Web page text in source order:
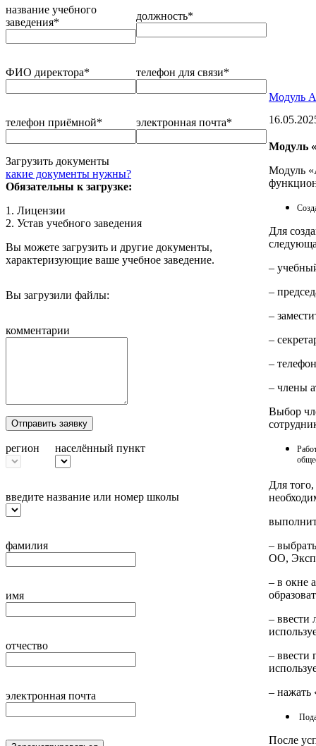
название учебного
заведения*
должность*
ФИО директора* телефон для связи*
телефон приёмной* электронная почта*
Загрузить документы
какие документы нужны?
Обязательны к загрузке:
1. Лицензии
2. Устав учебного заведения
Вы можете загрузить и другие документы,
характеризующие ваше учебное заведение.
Вы загрузили файлы:
комментарии
Отправить заявку
регион населённый пункт
введите название или номер школы
фамилия
имя
отчество
электронная почта
Модуль
Модуль
Модуль
Для
–
–
–
–
–
– члены
Выбор
Для
–
ОО,
– в окне
– ввести
– ввести
– нажать
После